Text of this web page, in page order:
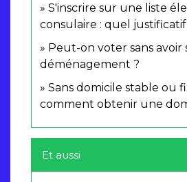
S'inscrire sur une liste
consulaire : quel
Peut-on voter sans avoir
déménagement ?
Sans domicile stable ou
comment obtenir une
Et aussi